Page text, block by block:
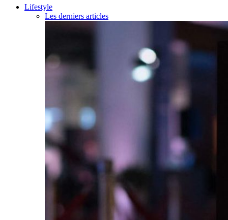
Lifestyle
Les derniers articles